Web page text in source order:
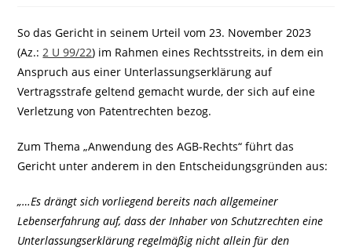
So das Gericht in seinem Urteil vom 23. November 2023
(Az.: 2 U 99/22) im Rahmen eines Rechtsstreits, in dem ein
Anspruch aus einer Unterlassungserklärung auf
Vertragsstrafe geltend gemacht wurde, der sich auf eine
Verletzung von Patentrechten bezog.
Zum Thema „Anwendung des AGB-Rechts“ führt das
Gericht unter anderem in den Entscheidungsgründen aus:
„…Es drängt sich vorliegend bereits nach allgemeiner
Lebenserfahrung auf, dass der Inhaber von Schutzrechten eine
Unterlassungserklärung regelmäßig nicht allein für den